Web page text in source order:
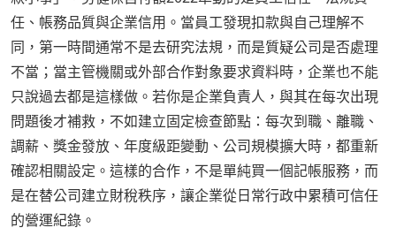
任、帳務品質與企業信用。當員工發現扣款與自己理解不
同，第一時間通常不是去研究法規，而是質疑公司是否處理
不當；當主管機關或外部合作對象要求資料時，企業也不能
只說過去都是這樣做。若你是企業負責人，與其在每次出現
問題後才補救，不如建立固定檢查節點：每次到職、離職、
調薪、獎金發放、年度級距變動、公司規模擴大時，都重新
確認相關設定。這樣的合作，不是單純買一個記帳服務，而
是在替公司建立財稅秩序，讓企業從日常行政中累積可信任
的營運紀錄。